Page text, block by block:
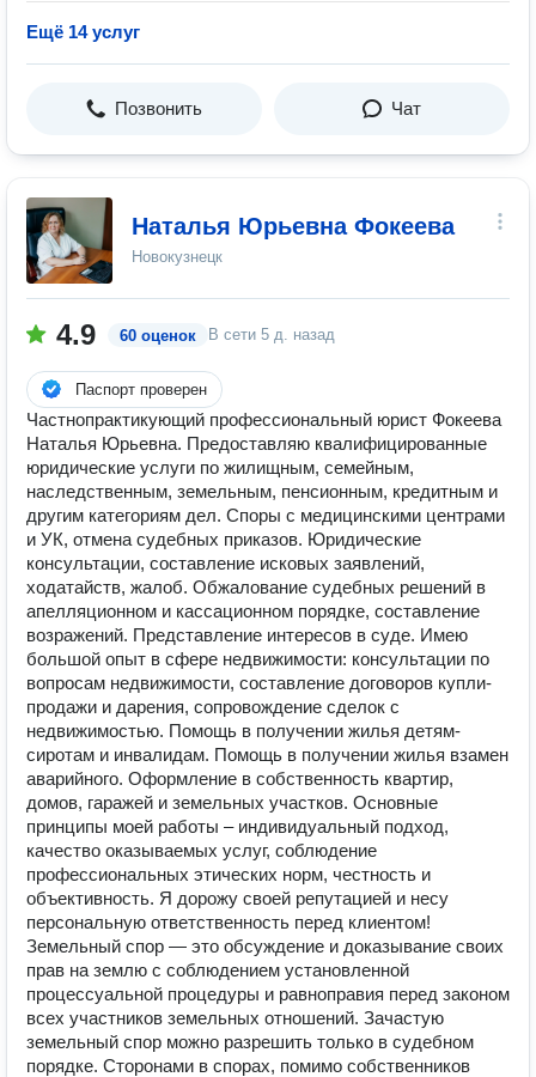
Ещё 14 услуг
Позвонить Чат
Наталья Юрьевна Фокеева
Новокузнецк
4.9 60 оценок В сети 5 д. назад
Паспорт проверен
Частнопрактикующий профессиональный юрист Фокеева
Наталья Юрьевна. Предоставляю квалифицированные
юридические услуги по жилищным, семейным,
наследственным, земельным, пенсионным, кредитным и
другим категориям дел. Споры с медицинскими центрами
и УК, отмена судебных приказов. Юридические
консультации, составление исковых заявлений,
ходатайств, жалоб. Обжалование судебных решений в
апелляционном и кассационном порядке, составление
возражений. Представление интересов в суде. Имею
большой опыт в сфере недвижимости: консультации по
вопросам недвижимости, составление договоров купли-
продажи и дарения, сопровождение сделок с
недвижимостью. Помощь в получении жилья детям-
сиротам и инвалидам. Помощь в получении жилья взамен
аварийного. Оформление в собственность квартир,
домов, гаражей и земельных участков. Основные
принципы моей работы – индивидуальный подход,
качество оказываемых услуг, соблюдение
профессиональных этических норм, честность и
объективность. Я дорожу своей репутацией и несу
персональную ответственность перед клиентом!
Земельный спор — это обсуждение и доказывание своих
прав на землю с соблюдением установленной
процессуальной процедуры и равноправия перед законом
всех участников земельных отношений. Зачастую
земельный спор можно разрешить только в судебном
порядке. Сторонами в спорах, помимо собственников